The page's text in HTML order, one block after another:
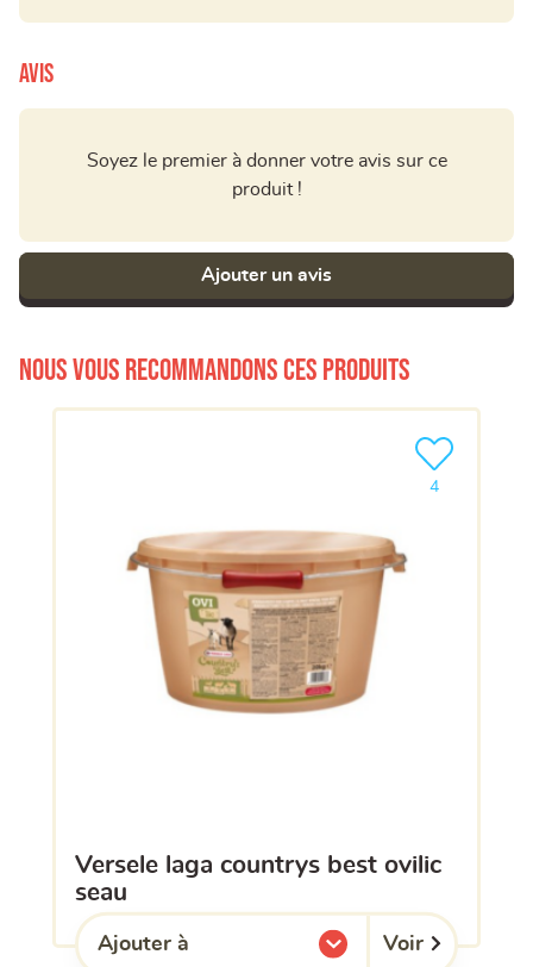
Avis
Soyez le premier à donner votre avis sur ce
produit !
Ajouter un avis
Nous vous recommandons ces produits
versele laga countrys best ovilic
seau
4
Ajouter le
Ajouter à
l'une de mes listes. Voir